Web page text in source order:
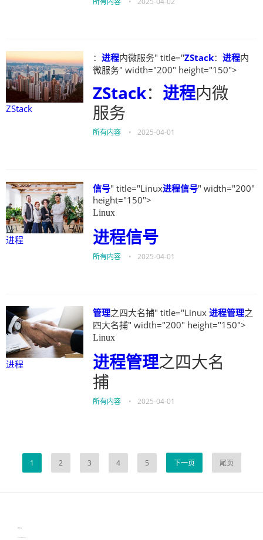
ZStack
： 进程内微服务" title="ZStack： 进程内
微服务" width="200" height="150">
ZStack： 进程内微
服务
所有内容 • 2025-04-01
进程
信号" title="Linux进程信号" width="200"
height="150">
Linux
进程信号
所有内容 • 2025-04-01
进程
管理之四大名捕" title="Linux 进程管理之
四大名捕" width="200" height="150">
Linux
进程管理之四大名
捕
所有内容 • 2025-04-01
1 2 3 4 5 下一页 尾页